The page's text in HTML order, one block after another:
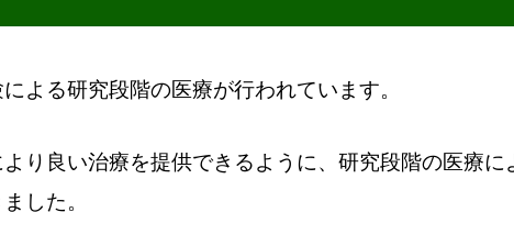
よる研究段階の医療が行われています。
り良い治療を提供できるように、研究段階の医療に
した。